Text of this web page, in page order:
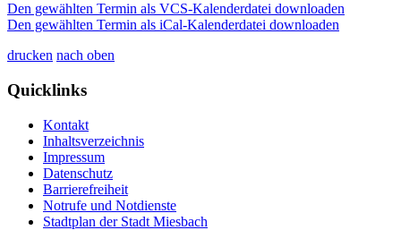
Den gewählten Termin als VCS-Kalenderdatei downloaden
Den gewählten Termin als iCal-Kalenderdatei downloaden
drucken nach oben
Quicklinks
Kontakt
Inhaltsverzeichnis
Impressum
Datenschutz
Barrierefreiheit
Notrufe und Notdienste
Stadtplan der Stadt Miesbach